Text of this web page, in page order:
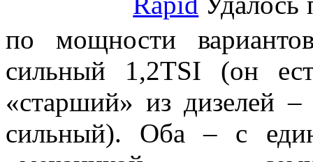
по мощности
сильный 1,2TSI (он
«старший» из дизелей
сильный). Оба – с